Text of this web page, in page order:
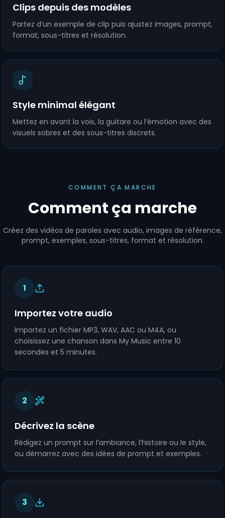
Clips depuis des modèles
Partez d’un exemple de clip puis ajustez images, prompt,
format, sous-titres et résolution.
Style minimal élégant
Mettez en avant la voix, la guitare ou l’émotion avec des
visuels sobres et des sous-titres discrets.
COMMENT ÇA MARCHE
Comment ça marche
Créez des vidéos de paroles avec audio, images de référence,
prompt, exemples, sous-titres, format et résolution.
1
Importez votre audio
Importez un fichier MP3, WAV, AAC ou M4A, ou
choisissez une chanson dans My Music entre 10
secondes et 5 minutes.
2
Décrivez la scène
Rédigez un prompt sur l’ambiance, l’histoire ou le style,
ou démarrez avec des idées de prompt et exemples.
3